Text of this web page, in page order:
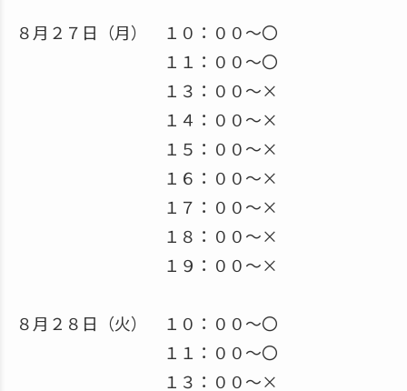
８月２７日（月） １０：００～〇
１１：００～〇
１３：００～×
１４：００～×
１５：００～×
１６：００～×
１７：００～×
１８：００～×
１９：００～×
８月２８日（火） １０：００～〇
１１：００～〇
１３：００～×